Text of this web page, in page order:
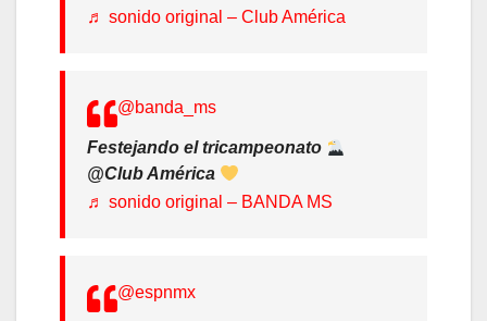
♬ sonido original – Club América
@banda_ms
Festejando el tricampeonato
@Club América
♬ sonido original – BANDA MS
@espnmx